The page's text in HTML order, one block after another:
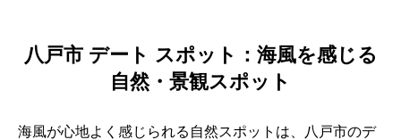
八戸市 デート スポット：海風を感じる
自然・景観スポット
海風が心地よく感じられる自然スポットは、八戸市のデ